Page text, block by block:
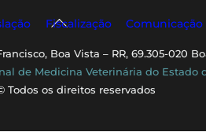
Back
Top
Fiscalização Comunicação
Boa Vista – RR, 69.305-020
de Medicina Veterinária do Estado
Todos os direitos reservados